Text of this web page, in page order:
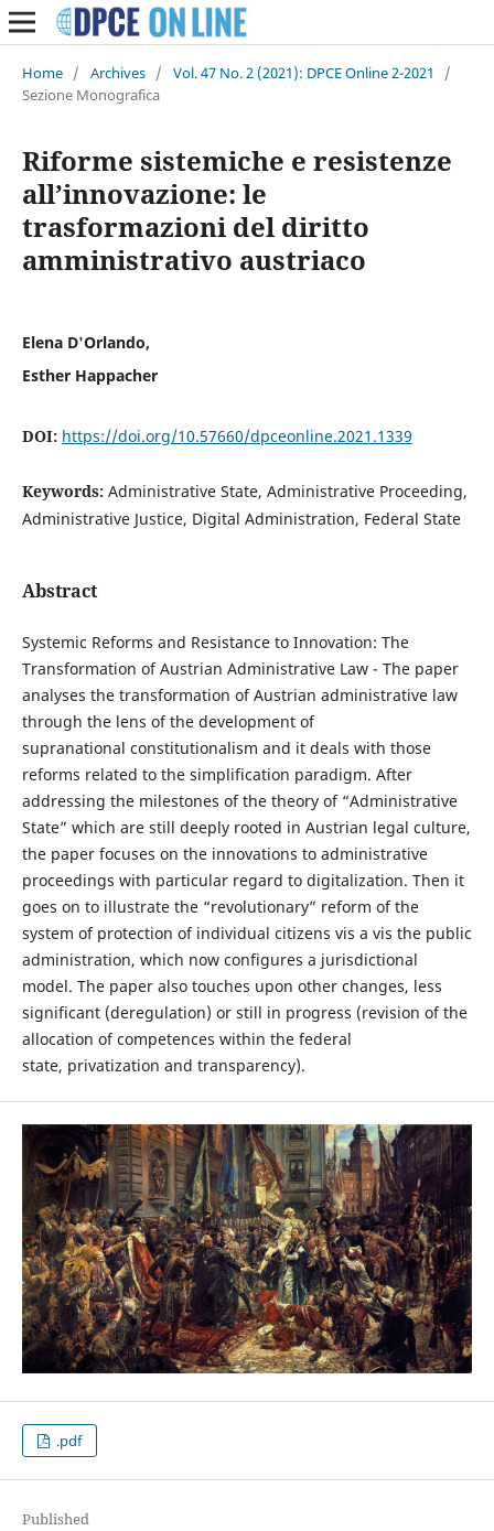
Home / Archives / Vol. 47 No. 2 (2021): DPCE Online 2-2021
/
Sezione Monografica
Riforme sistemiche e resistenze
all’innovazione: le
trasformazioni del diritto
amministrativo austriaco
Elena D'Orlando,
Esther Happacher
DOI: https://doi.org/10.57660/dpceonline.2021.1339
Keywords: Administrative State, Administrative Proceeding,
Administrative Justice, Digital Administration, Federal State
Abstract
Systemic Reforms and Resistance to Innovation: The
Transformation of Austrian Administrative Law - The paper
analyses the transformation of Austrian administrative law
through the lens of the development of
supranational constitutionalism and it deals with those
reforms related to the simplification paradigm. After
addressing the milestones of the theory of “Administrative
State” which are still deeply rooted in Austrian legal culture,
the paper focuses on the innovations to administrative
proceedings with particular regard to digitalization. Then it
goes on to illustrate the “revolutionary” reform of the
system of protection of individual citizens vis a vis the public
administration, which now configures a jurisdictional
model. The paper also touches upon other changes, less
significant (deregulation) or still in progress (revision of the
allocation of competences within the federal
state, privatization and transparency).
.pdf
Published